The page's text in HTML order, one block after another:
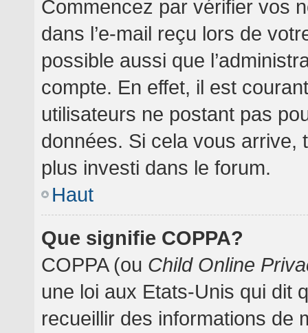
Commencez par vérifier vos
dans l’e-mail reçu lors de
possible aussi que
compte. En effet, il est
utilisateurs ne postant pas
données. Si cela vous
plus investi dans le forum.
Haut
Que signifie COPPA?
COPPA (ou Child Online
une loi aux Etats-Unis qui dit
recueillir des informations de